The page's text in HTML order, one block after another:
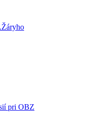
pri OBZ